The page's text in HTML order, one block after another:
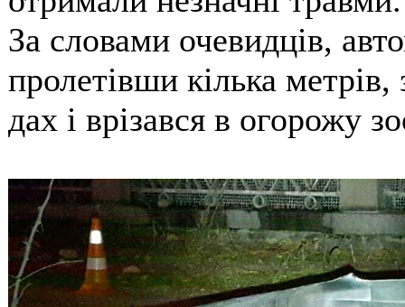
За словами очевидців,
пролетівши кілька
дах і врізався в огорожу